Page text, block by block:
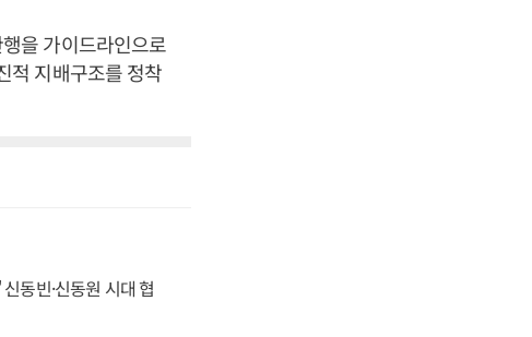
을 가이드라인으로
적 지배구조를 정착
동빈·신동원 시대 협